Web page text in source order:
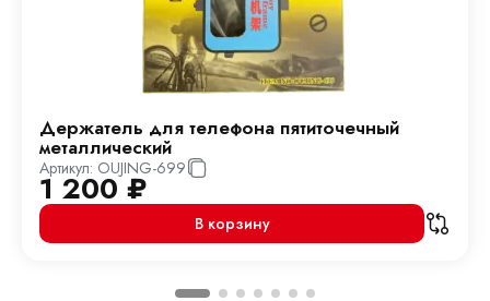
Держатель для телефона пятиточечный
металлический
Артикул: OUJING-699
1 200₽
В корзину